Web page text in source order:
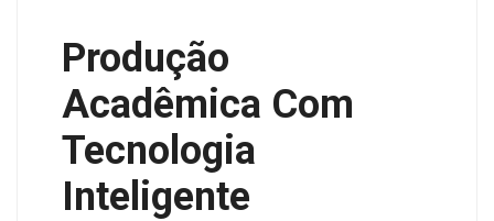
Produção
Acadêmica Com
Tecnologia
Inteligente